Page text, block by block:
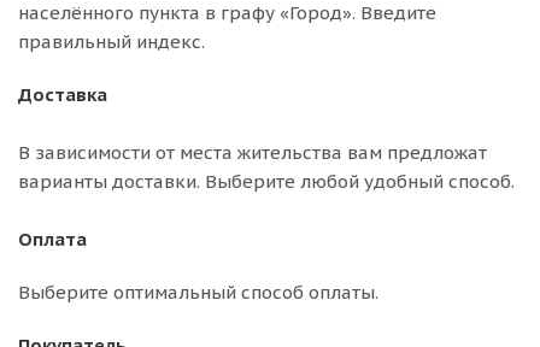
населённого пункта в графу «Город». Введите
правильный индекс.
Доставка
В зависимости от места жительства вам предложат
варианты доставки. Выберите любой удобный способ.
Оплата
Выберите оптимальный способ оплаты.